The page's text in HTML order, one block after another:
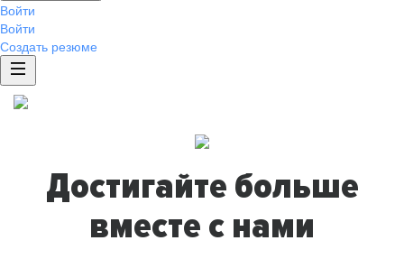
Войти
Войти
Создать резюме
Достигайте больше
вместе с нами